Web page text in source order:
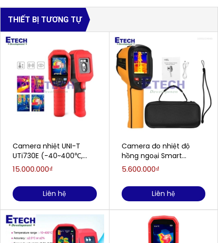
THIẾT BỊ TƯƠNG TỰ
Camera nhiệt UNI-T
UTi730E (-40~400℃,
3mrad, 320×240 Pixels)
15.000.000₫
Liên hệ
Camera đo nhiệt độ
hồng ngoại Smart
Sensor ST8550 (-25 đến
5.600.000₫
Liên hệ